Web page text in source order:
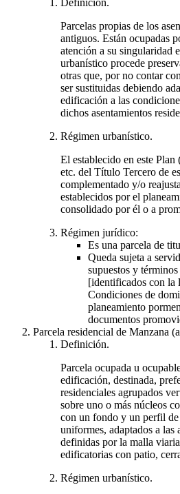
Definición.
Parcelas propias de los
antiguos. Están ocupadas
atención a su singularidad
urbanístico procede
otras que, por no contar
ser sustituidas debiendo
edificación a las
dichos asentamientos
Régimen urbanístico.
El establecido en este
etc. del Título Tercero de
complementado y/o
establecidos por el
consolidado por él o a
Régimen jurídico:
Es una parcela de
Queda sujeta a
supuestos y
[identificados con la
Condiciones de
planeamiento
documentos
Parcela residencial de Manzana
Definición.
Parcela ocupada u
edificación, destinada,
residenciales agrupados
sobre uno o más núcleos
con un fondo y un perfil
uniformes, adaptados a
definidas por la malla
edificatorias con patio,
Régimen urbanístico.